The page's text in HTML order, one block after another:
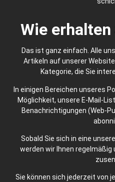
Wie erhalten
Das ist ganz einfach. Alle
Artikeln auf unserer
Kategorie, die Sie
In einigen Bereichen unseres
Möglichkeit, unsere E-Mail-
Benachrichtigungen (Web-
Sobald Sie sich in eine
werden wir Ihnen
Sie können sich jederzeit von